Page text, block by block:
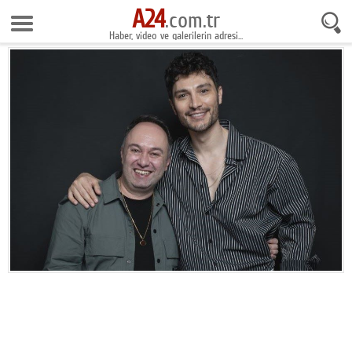
8 Ağustos 2026 9:51:32
Anasayfa
Gündem
Ekonomi
Yaşam
Magazin
A24.com.tr
Haber, video ve galerilerin adresi...